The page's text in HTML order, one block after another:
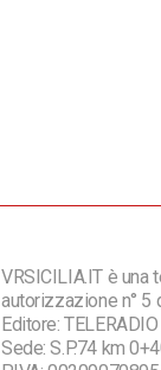
VRSICILIA.IT è una
autorizzazione n°
Editore:
Sede: S.P.74 km